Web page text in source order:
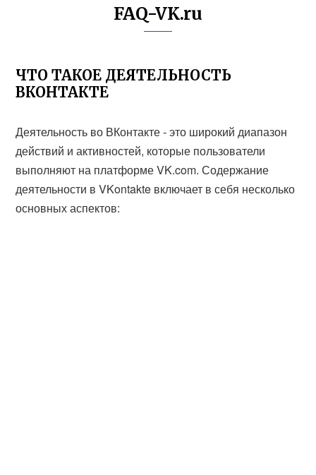
FAQ-VK.ru
ЧТО ТАКОЕ ДЕЯТЕЛЬНОСТЬ
ВКОНТАКТЕ
Деятельность во ВКонтакте - это широкий диапазон
действий и активностей, которые пользователи
выполняют на платформе VK.com. Содержание
деятельности в VKontakte включает в себя несколько
основных аспектов: